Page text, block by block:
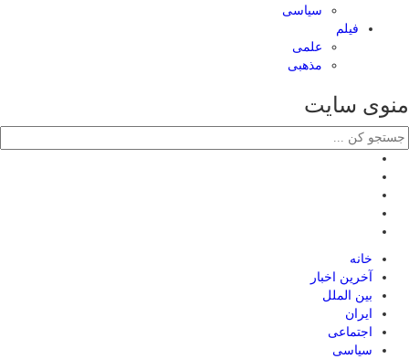
سیاسی
فیلم
علمی
مذهبی
منوی سایت
خانه
آخرین اخبار
بین الملل
ایران
اجتماعی
سیاسی